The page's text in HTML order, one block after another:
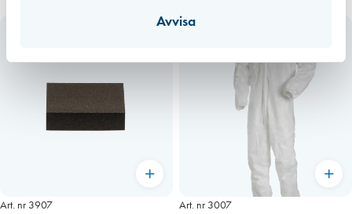
Avvisa
Art. nr 3907 Art. nr 3007